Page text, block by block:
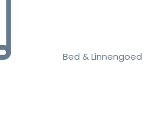
Bed & Linnengoed